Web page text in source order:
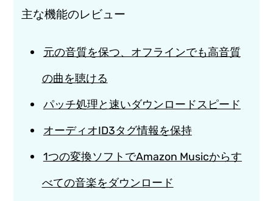
主な機能のレビュー
元の音質を保つ、オフラインでも高音質
の曲を聴ける
パッチ処理と速いダウンロードスピード
オーディオID3タグ情報を保持
1つの変換ソフトでAmazon Musicからす
べての音楽をダウンロード